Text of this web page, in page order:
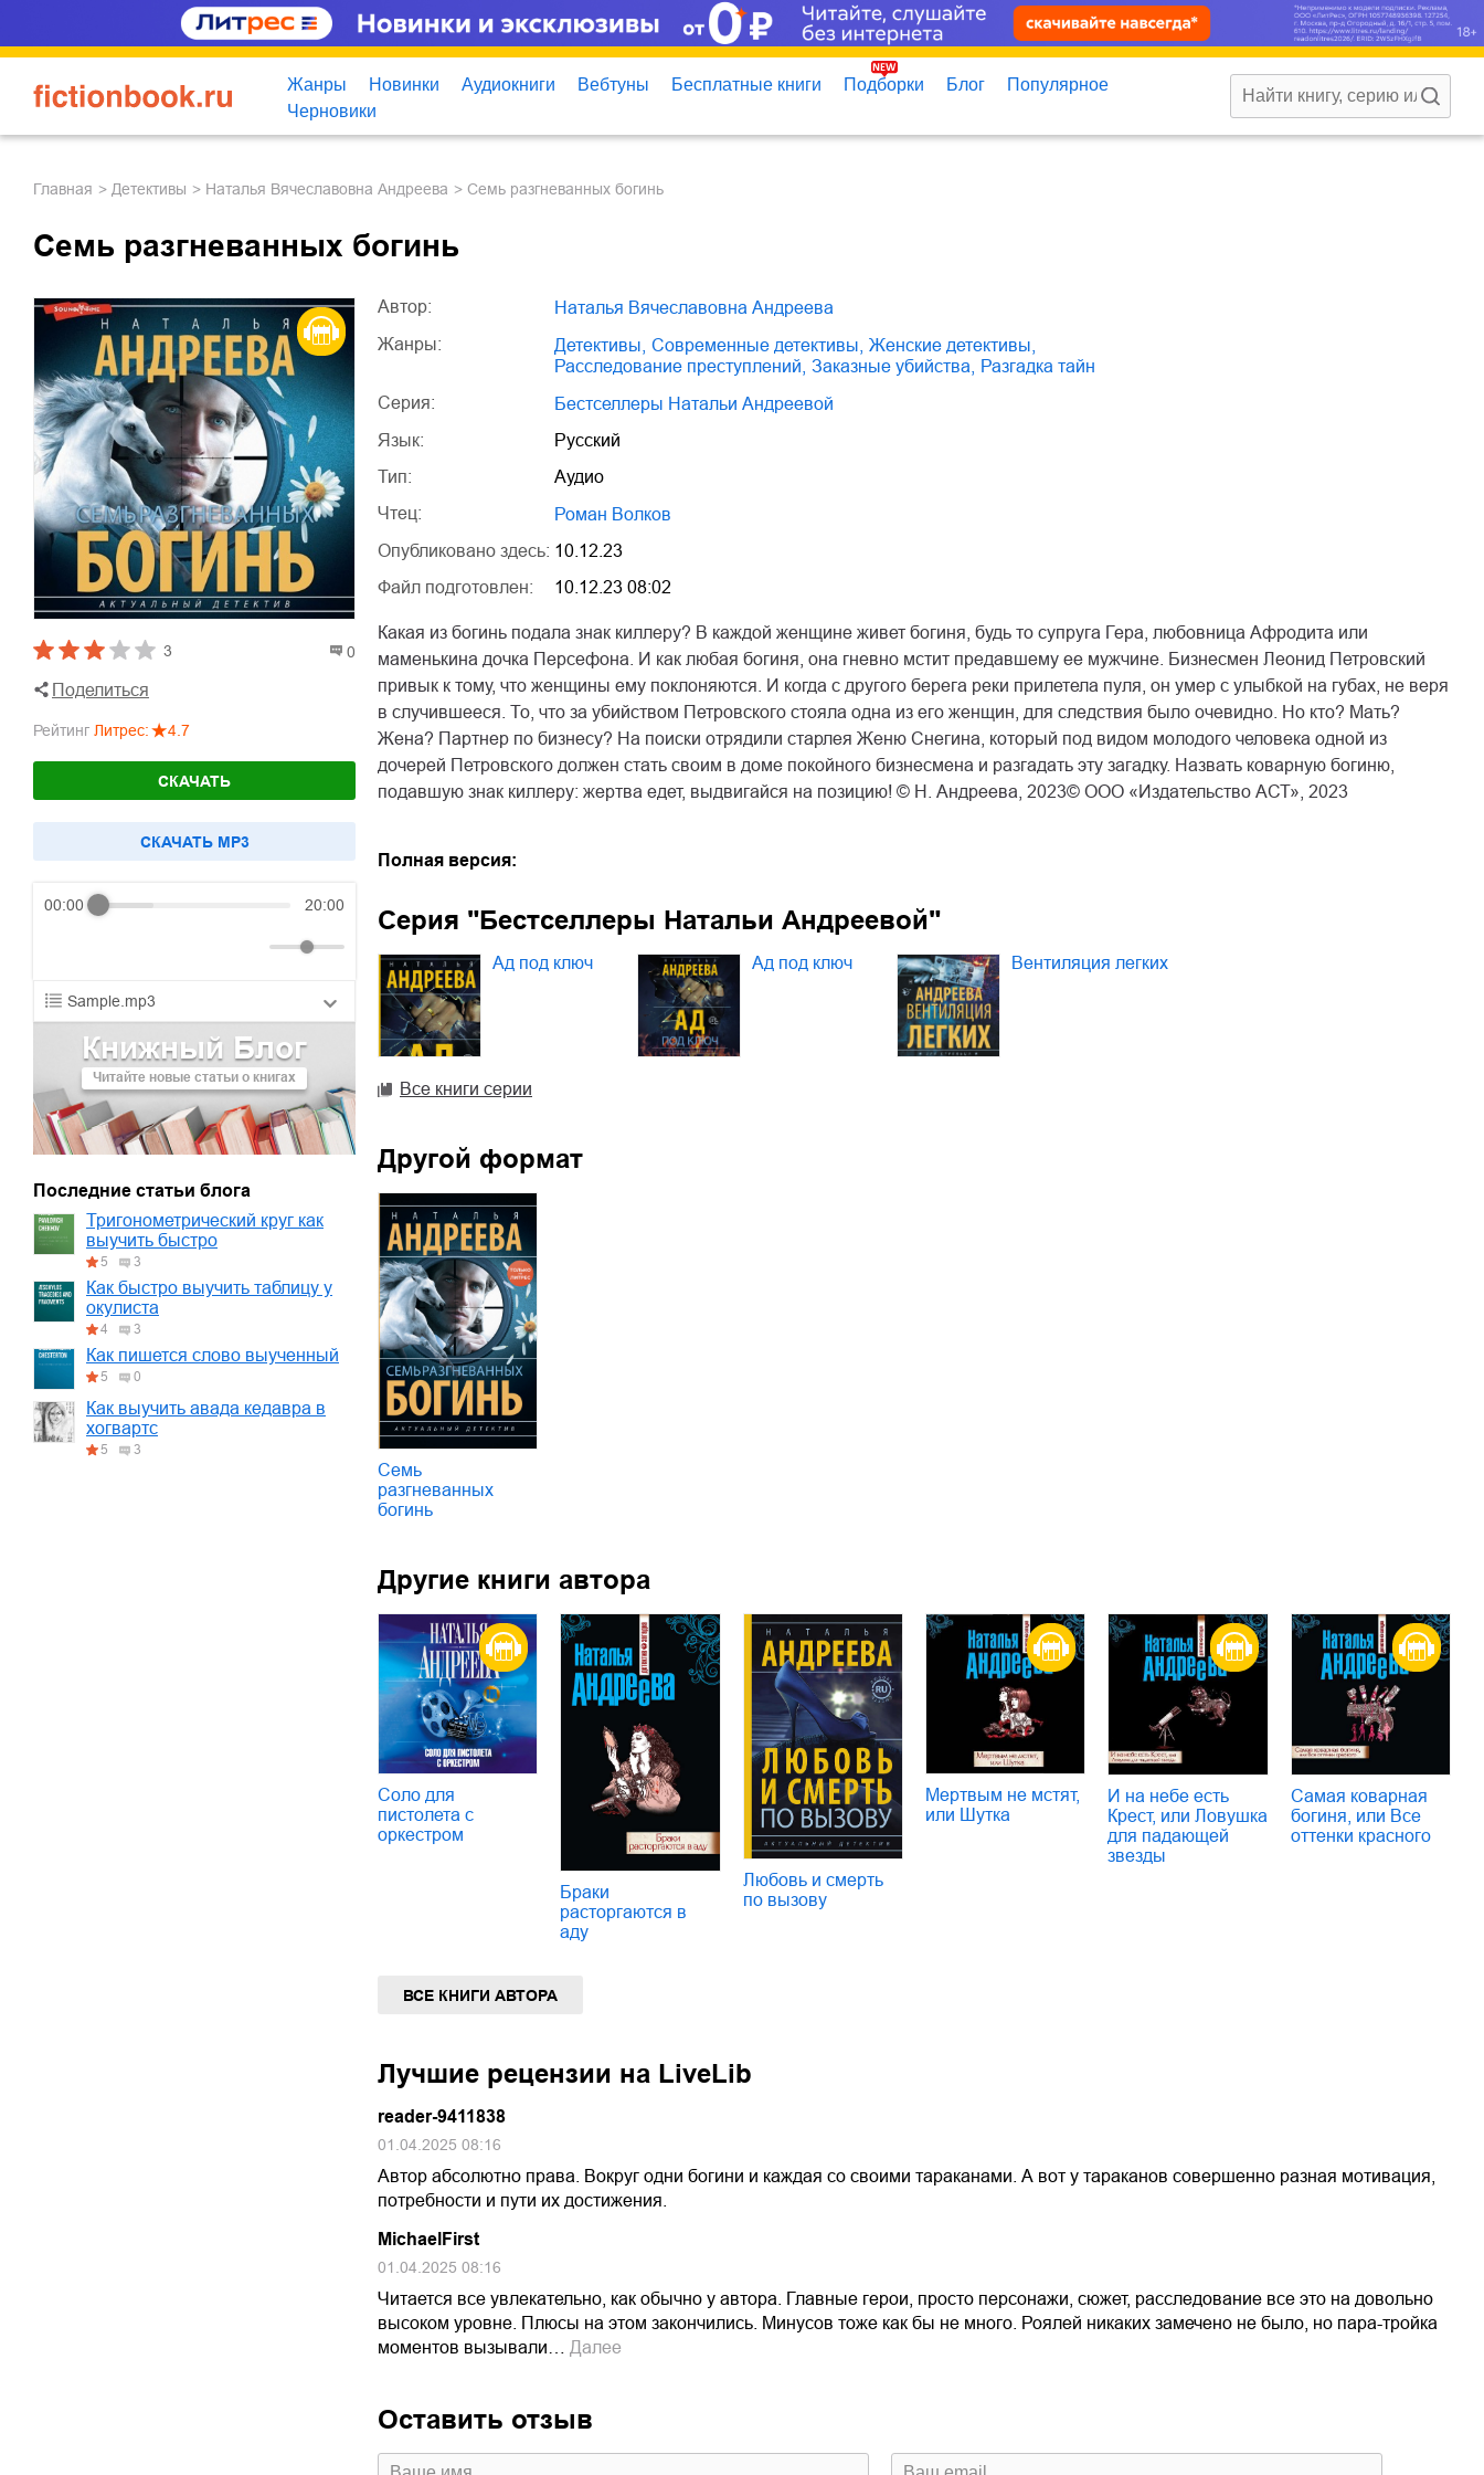
Жанры Новинки Аудиокниги Вебтуны Бесплатные книги Подборки Блог
Популярное
Черновики
Главная детективы Наталья Вячеславовна Андреева Семь разгневанных богинь
Семь разгневанных богинь
3 0
Поделиться
Рейтинг Литрес: 4.7
СКАЧАТЬ
CКАЧАТЬ MP3
00:00 20:00
Sample.mp3
01.mp3 30:10
02.mp3
03.mp3 20:00
Книжный Блог
Читайте новые статьи о книгах
Последние статьи блога
Тригонометрический круг как
выучить быстро
5 3
Как быстро выучить таблицу у
окулиста
4 3
Как пишется слово выученный
5 0
Как выучить авада кедавра в
хогвартс
5 3
Автор:
Наталья Вячеславовна Андреева
Жанры:
детективы современные детективы женские детективы
расследование преступлений
заказные убийства
разгадка тайн
Серия:
Бестселлеры Натальи Андреевой
Язык:
Русский
Тип:
Аудио
Чтец:
Роман Волков
Опубликовано здесь: 10.12.23
Файл подготовлен:
10.12.23 08:02
Какая из богинь подала знак киллеру? В каждой женщине живет богиня, будь то супруга Гера, любовница Афродита или
маменькина дочка Персефона. И как любая богиня, она гневно мстит предавшему ее мужчине. Бизнесмен Леонид Петровский
привык к тому, что женщины ему поклоняются. И когда с другого берега реки прилетела пуля, он умер с улыбкой на губах, не веря
в случившееся. То, что за убийством Петровского стояла одна из его женщин, для следствия было очевидно. Но кто? Мать?
Жена? Партнер по бизнесу? На поиски отрядили старлея Женю Снегина, который под видом молодого человека одной из
дочерей Петровского должен стать своим в доме покойного бизнесмена и разгадать эту загадку. Назвать коварную богиню,
подавшую знак киллеру: жертва едет, выдвигайся на позицию! © Н. Андреева, 2023© ООО «Издательство АСТ», 2023
Полная версия:
Серия "Бестселлеры Натальи Андреевой"
Ад под ключ Ад под ключ Вентиляция легких
Все книги серии
Другой формат
Семь
разгневанных
богинь
Другие книги автора
Соло для
пистолета с
оркестром
Браки
расторгаются в
аду
Любовь и смерть
по вызову
Мертвым не мстят,
или Шутка
И на небе есть
Крест, или Ловушка
для падающей
звезды
Самая коварная
богиня, или Все
оттенки красного
ВСЕ КНИГИ АВТОРА
Лучшие рецензии на LiveLib
reader-9411838
01.04.2025 08:16
Автор абсолютно права. Вокруг одни богини и каждая со своими тараканами. А вот у тараканов совершенно разная мотивация,
потребности и пути их достижения.
MichaelFirst
01.04.2025 08:16
Читается все увлекательно, как обычно у автора. Главные герои, просто персонажи, сюжет, расследование все это на довольно
высоком уровне. Плюсы на этом закончились. Минусов тоже как бы не много. Роялей никаких замечено не было, но пара-тройка
моментов вызывали…
Далее
Оставить отзыв